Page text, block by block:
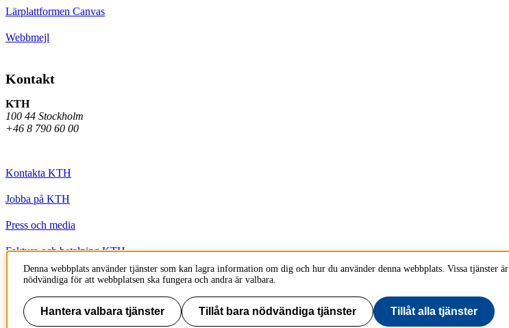
Lärplattformen Canvas
Webbmejl
Kontakt
KTH
100 44 Stockholm
+46 8 790 60 00
Kontakta KTH
Jobba på KTH
Press och media
Faktura och betalning KTH
Om KTH:s webbplatser
Tillgänglighetsredogörelse
Denna webbplats använder tjänster som kan lagra information om dig och hur du använder denna webbplats. Vissa tjänster är
nödvändiga för att webbplatsen ska fungera och andra är valbara.
Hantera valbara tjänster Tillåt bara nödvändiga tjänster Tillåt alla tjänster